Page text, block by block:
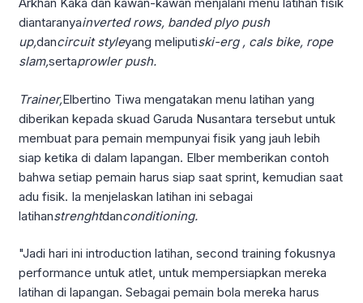
Arkhan Kaka dan kawan-kawan menjalani menu latihan fisik
diantaranyainverted rows, banded plyo push
up,dancircuit styleyang meliputiski-erg , cals bike, rope
slam,sertaprowler push.
Trainer,Elbertino Tiwa mengatakan menu latihan yang
diberikan kepada skuad Garuda Nusantara tersebut untuk
membuat para pemain mempunyai fisik yang jauh lebih
siap ketika di dalam lapangan. Elber memberikan contoh
bahwa setiap pemain harus siap saat sprint, kemudian saat
adu fisik. Ia menjelaskan latihan ini sebagai
latihanstrenghtdanconditioning.
"Jadi hari ini introduction latihan, second training fokusnya
performance untuk atlet, untuk mempersiapkan mereka
latihan di lapangan. Sebagai pemain bola mereka harus